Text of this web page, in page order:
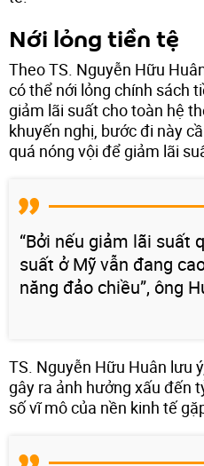
Nới lỏng tiền tệ
Theo TS. Nguyễn Hữu
có thể nới lỏng chính sách
giảm lãi suất cho toàn hệ
khuyến nghị, bước đi này
quá nóng vội để giảm lãi
“Bởi nếu giảm lãi suất
suất ở Mỹ vẫn đang
năng đảo chiều”, ông
TS. Nguyễn Hữu Huân lưu
gây ra ảnh hưởng xấu đến
số vĩ mô của nền kinh tế